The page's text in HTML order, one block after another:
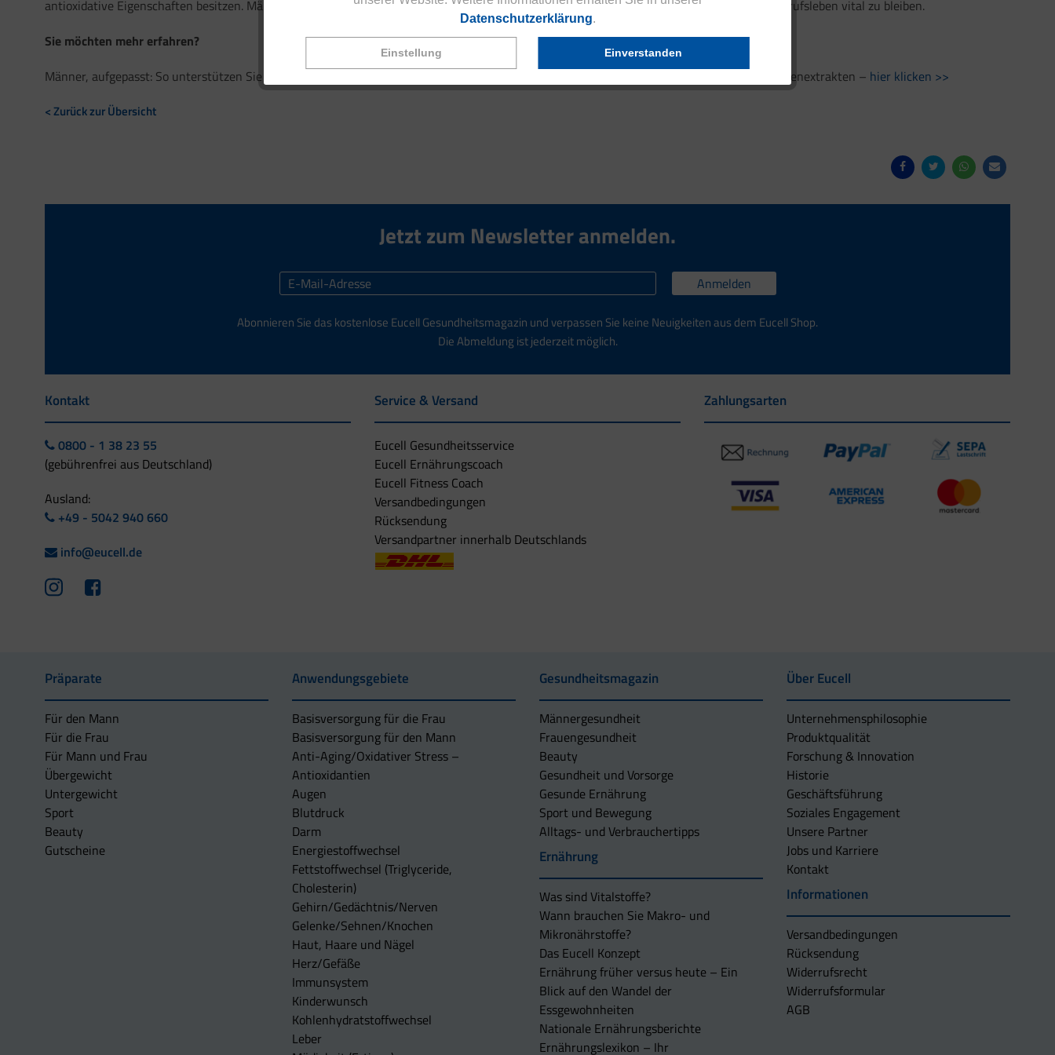
Datenschutzerklärung.
Einstellung Einverstanden
antioxidative Eigenschaften besitzen. Männer sollten ihre Gesundheit aktiv schützen und Maßnahmen ergreifen, um auch im stressigen Berufsleben vital zu bleiben.
Sie möchten mehr erfahren?
Männer, aufgepasst: So unterstützen Sie Ihre Gesundheit im stressigen Arbeitsalltag mit wichtigen Mikronährstoffen und wertvollen Pflanzenextrakten – hier klicken >>
< Zurück zur Übersicht
Jetzt zum Newsletter anmelden.
Anmelden
Abonnieren Sie das kostenlose Eucell Gesundheitsmagazin und verpassen Sie keine Neuigkeiten aus dem Eucell Shop.
Die Abmeldung ist jederzeit möglich.
Kontakt
0800 - 1 38 23 55
(gebührenfrei aus Deutschland)
Ausland:
+49 - 5042 940 660
info@eucell.de
Service & Versand
Eucell Gesundheitsservice
Eucell Ernährungscoach
Eucell Fitness Coach
Versandbedingungen
Rücksendung
Versandpartner innerhalb Deutschlands
Zahlungsarten
Präparate
Für den Mann
Für die Frau
Für Mann und Frau
Übergewicht
Untergewicht
Sport
Beauty
Gutscheine
Anwendungsgebiete
Basisversorgung für die Frau
Basisversorgung für den Mann
Anti-Aging/Oxidativer Stress –
Antioxidantien
Augen
Blutdruck
Darm
Energiestoffwechsel
Fettstoffwechsel (Triglyceride,
Cholesterin)
Gehirn/Gedächtnis/Nerven
Gelenke/Sehnen/Knochen
Haut, Haare und Nägel
Herz/Gefäße
Immunsystem
Kinderwunsch
Kohlenhydratstoffwechsel
Leber
Gesundheitsmagazin
Männergesundheit
Frauengesundheit
Beauty
Gesundheit und Vorsorge
Gesunde Ernährung
Sport und Bewegung
Alltags- und Verbrauchertipps
Ernährung
Was sind Vitalstoffe?
Wann brauchen Sie Makro- und
Mikronährstoffe?
Das Eucell Konzept
Ernährung früher versus heute – Ein
Blick auf den Wandel der
Essgewohnheiten
Nationale Ernährungsberichte
Ernährungslexikon – Ihr
Über Eucell
Unternehmens­philosophie
Produktqualität
Forschung & Innovation
Historie
Geschäftsführung
Soziales Engagement
Unsere Partner
Jobs und Karriere
Kontakt
Informationen
Versandbedingungen
Rücksendung
Widerrufsrecht
Widerrufsformular
AGB